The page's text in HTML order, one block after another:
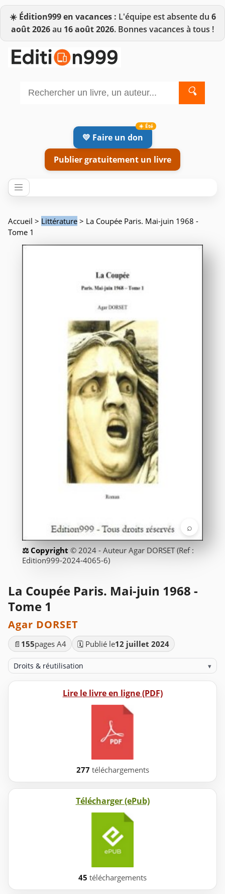
☀️ Édition999 en vacances : L'équipe est absente du 6
août 2026au 16 août 2026. Bonnes vacances à tous !
🔍
💛 Faire un don
Publier gratuitement un livre
Accueil > Littérature > La Coupée Paris. Mai-juin 1968 -
Tome 1
⌕
© 2024 - Auteur Agar DORSET (Ref :
Edition999-2024-4065-6)
La Coupée Paris. Mai-juin 1968 -
Tome 1
Agar DORSET
📄 155pages A4 🗓️ Publié le12 juillet 2024
Droits & réutilisation ▾
Lire le livre en ligne (PDF)
277 téléchargements
Télécharger (ePub)
45 téléchargements